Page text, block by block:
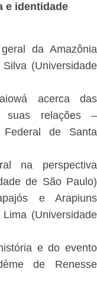
e identidade
da Amazônia
(Universidade
acerca das
suas relações –
Federal de Santa
na perspectiva
de São Paulo)
e Arapiuns
(Universidade
e do evento
de Renesse